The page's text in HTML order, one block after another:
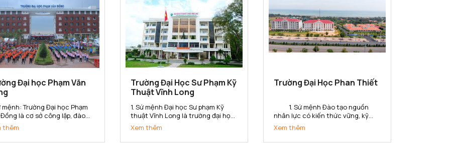
Đại học Phạm Văn
mệnh: Trường Đại học Phạm
là cơ sở công lập, đào
ngành, đa phương thức; là
nghiên cứu khoa học, ứng
và chuyển giao công nghệ;
thêm
Trường Đại Học Sư Phạm Kỹ
Thuật Vĩnh Long
1. Sứ mệnh Đại học Sư phạm Kỹ
thuật Vĩnh Long là trường đại học
định hướng ứng dụng; là trung
tâm đào tạo, bồi dưỡng nhà giáo
giáo dục nghề nghiệp và cán bộ
Xem thêm
Trường Đại Học Phan Thiết
nhân lực có kiến thức vững, kỹ
năng toàn cầu và tinh thần khởi
nghiệp, tạo ra các giá trị gia tăng
cho doanh nghiệp, tổ chức và xã
Xem thêm